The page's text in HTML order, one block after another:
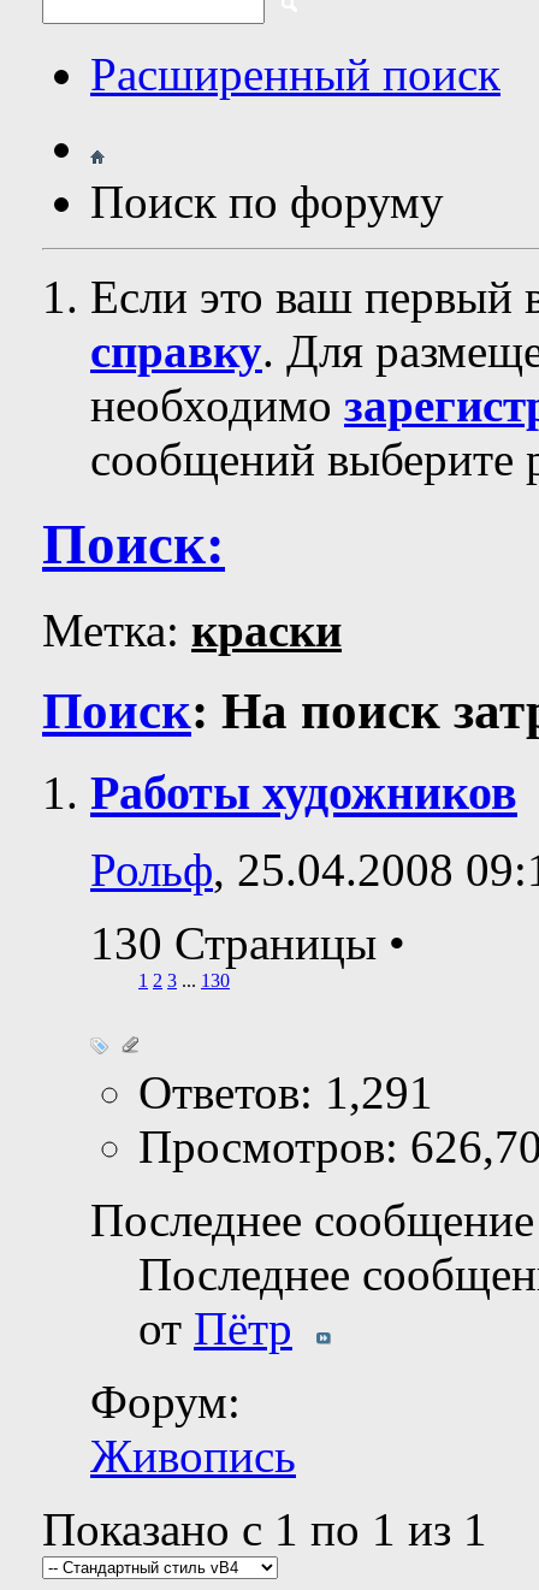
Расширенный поиск
Поиск по форуму
Если это ваш первый
справку. Для
необходимо
сообщений выберите
Поиск:
Метка: краски
Поиск: На поиск
Работы художников
Рольф, 25.04.2008
130 Страницы •
1 2 3 ... 130
Ответов: 1,291
Просмотров:
Последнее
Последнее
от Пётр
Форум:
Живопись
Показано с 1 по 1 из 1